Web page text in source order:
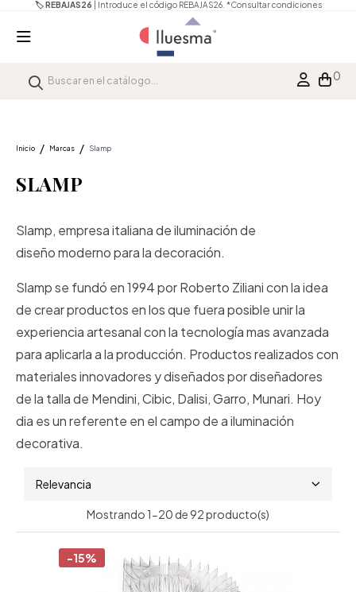
🏷️ REBAJAS26 | Introduce el código REBAJAS26. *Consultar condiciones
0
Inicio Marcas Slamp
SLAMP
Slamp, empresa italiana de iluminación de
diseñomoderno para la decoración.
Slamp se fundó en 1994 por Roberto Ziliani con la idea
de crear productos en los que fuera posible unir la
experiencia artesanal con la tecnología mas avanzada
para aplicarla a la producción. Productos realizados con
materiales innovadores y diseñados por diseñadores
de la talla de Mendini, Cibic, Dalisi, Garro, Munari. Hoy
dia es un referente en el campo de a iluminación
decorativa.
Relevancia
Mostrando 1-20 de 92 producto(s)
-15%